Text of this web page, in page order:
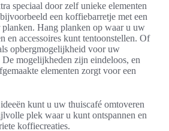
speciaal door zelf unieke elementen
een koffiebarretje met een
planken. Hang planken op waar u uw
en accessoires kunt tentoonstellen. Of
opbergmogelijkheid voor uw
mogelijkheden zijn eindeloos, en
elementen zorgt voor een
kunt u uw thuiscafé omtoveren
plek waar u kunt ontspannen en
koffiecreaties.